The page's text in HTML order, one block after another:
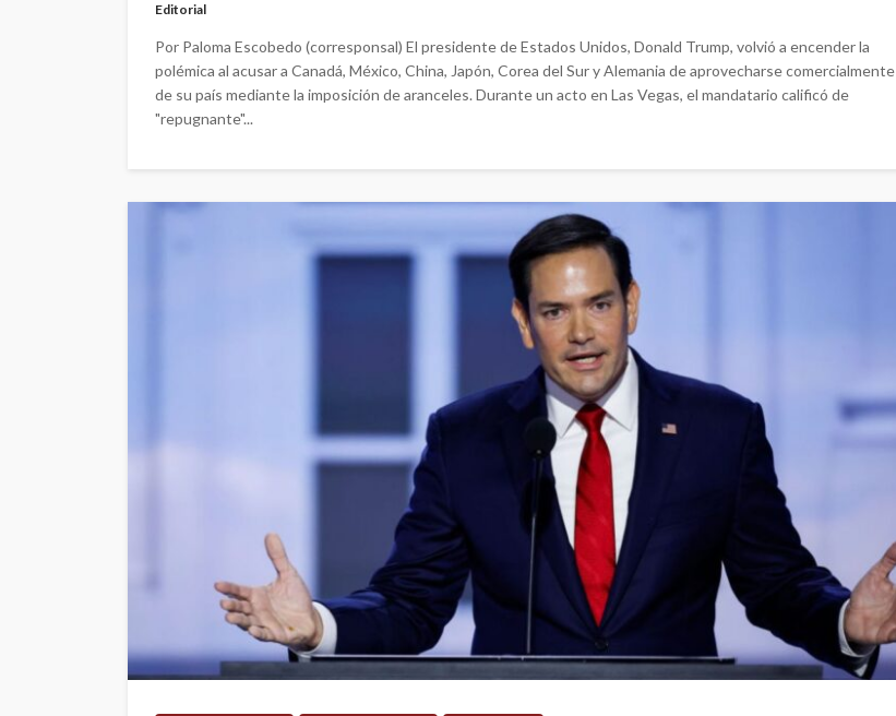
Editorial
Por Paloma Escobedo (corresponsal) El presidente de Estados Unidos, Donald Trump, volvió a encender la
polémica al acusar a Canadá, México, China, Japón, Corea del Sur y Alemania de aprovecharse comercialmente
de su país mediante la imposición de aranceles. Durante un acto en Las Vegas, el mandatario calificó de
"repugnante"...